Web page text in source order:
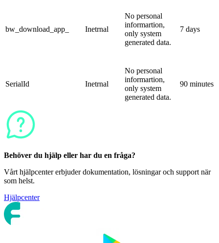
bw_download_app_ Inetrnal
No personal
informartion,
only system
generated data.
7 days
SerialId Inetrnal
No personal
informartion,
only system
generated data.
90 minutes
Behöver du hjälp eller har du en fråga?
Vårt hjälpcenter erbjuder dokumentation, lösningar och support när
som helst.
Hjälpcenter